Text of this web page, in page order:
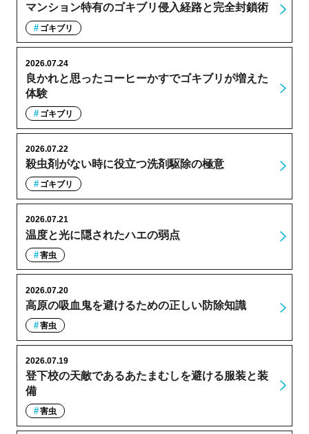
マンション特有のゴキブリ侵入経路と完全封鎖術
ゴキブリ
良かれと思ったコーヒーかすでゴキブリが増えた
体験
2026.07.24
ゴキブリ
殺虫剤がない時に役立つ洗剤駆除の極意
2026.07.22
ゴキブリ
温度と光に隠されたハエの弱点
2026.07.21
害虫
高原の吸血鬼を避けるための正しい防除知識
2026.07.20
害虫
登下校の天敵であるあたまむしを避ける服装と装
備
2026.07.19
害虫